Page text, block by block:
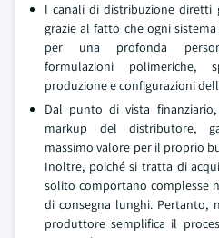
I canali di distribuzione
grazie al fatto che ogni
per una profonda
formulazioni
produzione e configurazioni
Dal punto di vista
markup del distributore,
massimo valore per il proprio
Inoltre, poiché si tratta di
solito comportano complesse
di consegna lunghi. Pertanto,
produttore semplifica il